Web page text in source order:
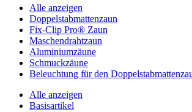
Alle anzeigen
Doppelstabmattenzaun
Fix-Clip Pro® Zaun
Maschendrahtzaun
Aluminiumzäune
Schmuckzäune
Beleuchtung für den
Alle anzeigen
Basisartikel